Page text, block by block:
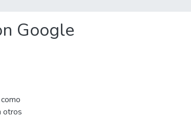
Google
otros